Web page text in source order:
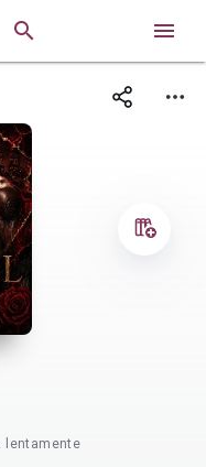
 
lentamente